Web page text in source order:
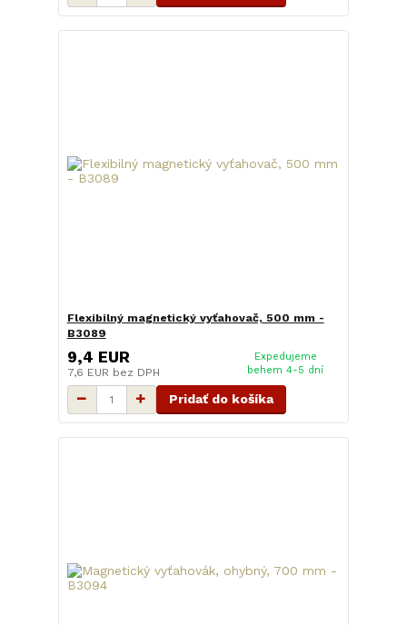
Flexibilný magnetický vyťahovač, 500 mm -
B3089
9,4 EUR
7,6 EUR bez DPH
Expedujeme
behem 4-5 dní
Pridať do košíka